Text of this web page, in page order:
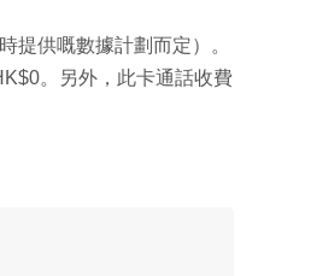
提供嘅數據計劃而定）。
。另外，此卡通話收費